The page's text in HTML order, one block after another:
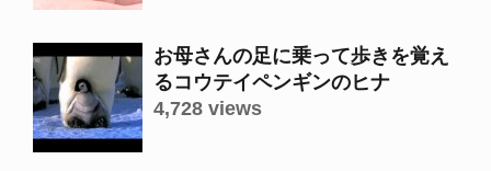
お母さんの足に乗って歩きを覚え
るコウテイペンギンのヒナ
4,728 views